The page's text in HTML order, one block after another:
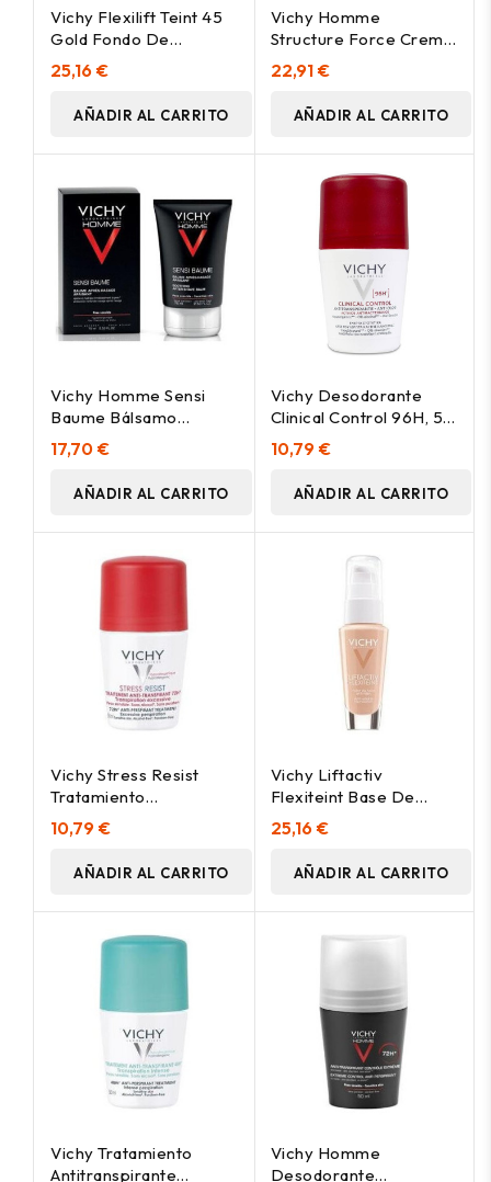
Vichy Flexilift Teint 45
Gold Fondo De
Maquillaje Antiarrugas,
30 Ml
25,16 €
AÑADIR AL CARRITO
Vichy Homme
Structure Force Crema
Hidratante Antiedad
50Ml
22,91 €
AÑADIR AL CARRITO
Vichy Homme Sensi
Baume Bálsamo
Calmante After-Shave,
75 Ml
17,70 €
AÑADIR AL CARRITO
Vichy Desodorante
Clinical Control 96H, 50
Ml
10,79 €
AÑADIR AL CARRITO
Vichy Stress Resist
Tratamiento
Antitranspirante 72H
50Ml
10,79 €
AÑADIR AL CARRITO
Vichy Liftactiv
Flexiteint Base De
Maquillaje Antiarrugas
Spf20 25 Nude 30Ml
25,16 €
AÑADIR AL CARRITO
Vichy Tratamiento
Antitranspirante
Vichy Homme
Desodorante